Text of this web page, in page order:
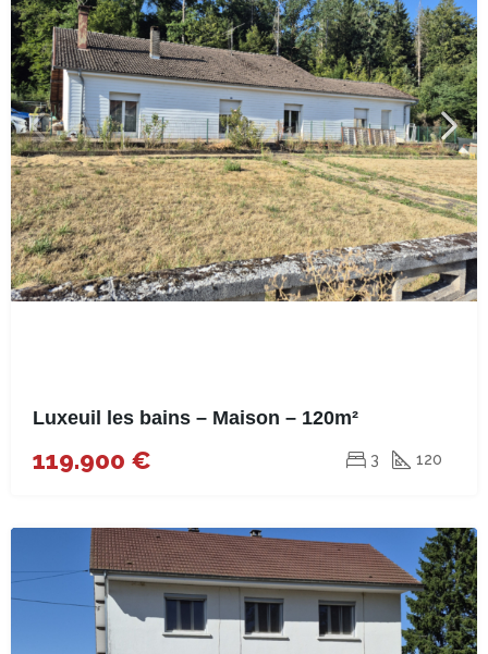
Luxeuil les bains – Maison – 120m²
119.900 € 3 120